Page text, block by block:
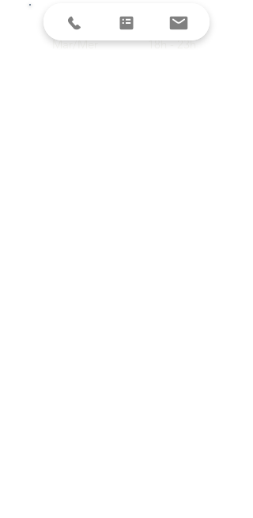
HORAIRES
Mar/Mer
18h - 23h